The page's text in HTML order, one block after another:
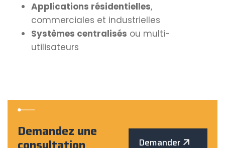
Applications résidentielles,
commerciales et industrielles
Systèmes centralisés ou multi-
utilisateurs
Demandez une
Demander